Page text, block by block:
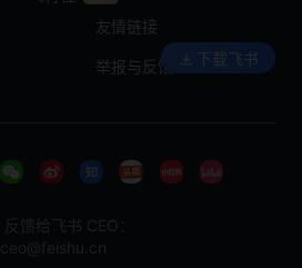
友情链接
举报与反馈 下载飞书
反馈给飞书 CEO：
ceo@feishu.cn